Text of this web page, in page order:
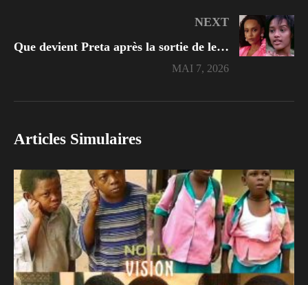
NEXT
Que devient Preta après la sortie de leur célèbre série ?
MAI 7, 2026
Articles Simulaires